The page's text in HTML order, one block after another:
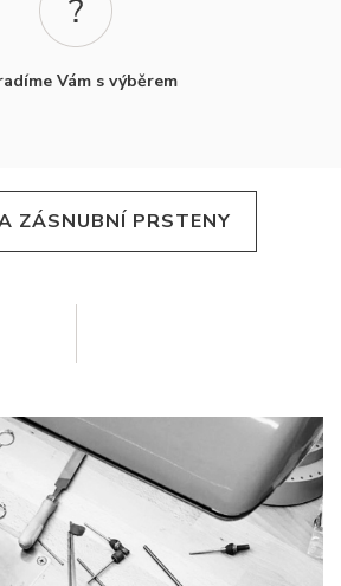
Vám s výběrem
ZÁSNUBNÍ PRSTENY